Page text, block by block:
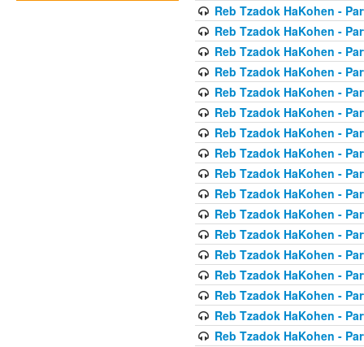
Reb Tzadok HaKohen -
Reb Tzadok HaKohen -
Reb Tzadok HaKohen -
Reb Tzadok HaKohen -
Reb Tzadok HaKohen -
Reb Tzadok HaKohen -
Reb Tzadok HaKohen -
Reb Tzadok HaKohen -
Reb Tzadok HaKohen -
Reb Tzadok HaKohen -
Reb Tzadok HaKohen -
Reb Tzadok HaKohen -
Reb Tzadok HaKohen -
Reb Tzadok HaKohen -
Reb Tzadok HaKohen -
Reb Tzadok HaKohen -
Reb Tzadok HaKohen -